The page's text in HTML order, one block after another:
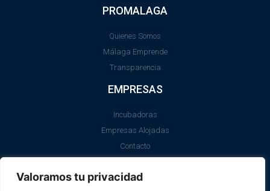
Valoramos tu privacidad
PROMALAGA
Quienes Somos
Málaga Emprende
Transparencia
EMPRESAS
Incubadoras
Empresas Alojadas
Contacto